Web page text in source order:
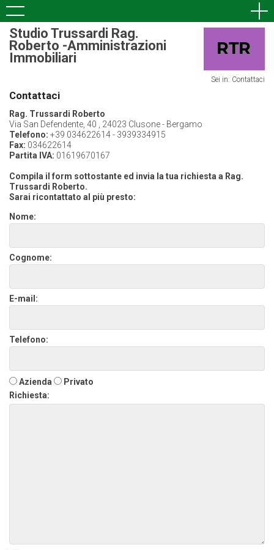
Studio Trussardi Rag.
Roberto -Amministrazioni
Immobiliari
Sei in: Contattaci
Contattaci
Rag. Trussardi Roberto
Via San Defendente, 40 , 24023 Clusone - Bergamo
Telefono: +39 034622614 - 3939334915
Fax: 034622614
Partita IVA: 01619670167
Compila il form sottostante ed invia la tua richiesta a Rag.
Trussardi Roberto.
Sarai ricontattato al più presto:
Nome:
Cognome:
E-mail:
Telefono:
Azienda
Privato
Richiesta: